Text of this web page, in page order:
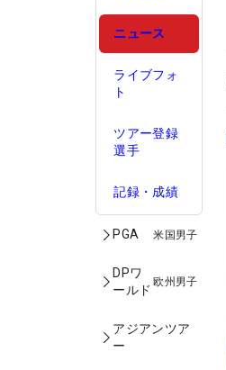
ニュース
ライブフォ
ト
ツアー登録
選手
記録・成績
PGA 米国男子
DPワ
ールド
欧州男子
アジアンツア
ー